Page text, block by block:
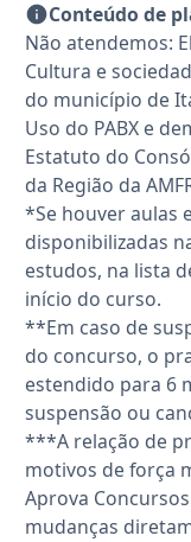
Conteúdo de
Não atendemos:
Cultura e
do município de
Uso do PABX e
Estatuto do
da Região da
*Se houver aulas
disponibilizadas
estudos, na lista
início do curso.
**Em caso de
do concurso, o
estendido para 6
suspensão ou
***A relação de
motivos de força
Aprova
mudanças